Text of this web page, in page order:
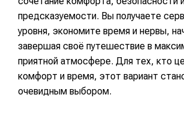
предсказуемости. Вы получаете
уровня, экономите время и нервы,
завершая своё путешествие в
приятной атмосфере. Для тех, кто
комфорт и время, этот вариант
очевидным выбором.